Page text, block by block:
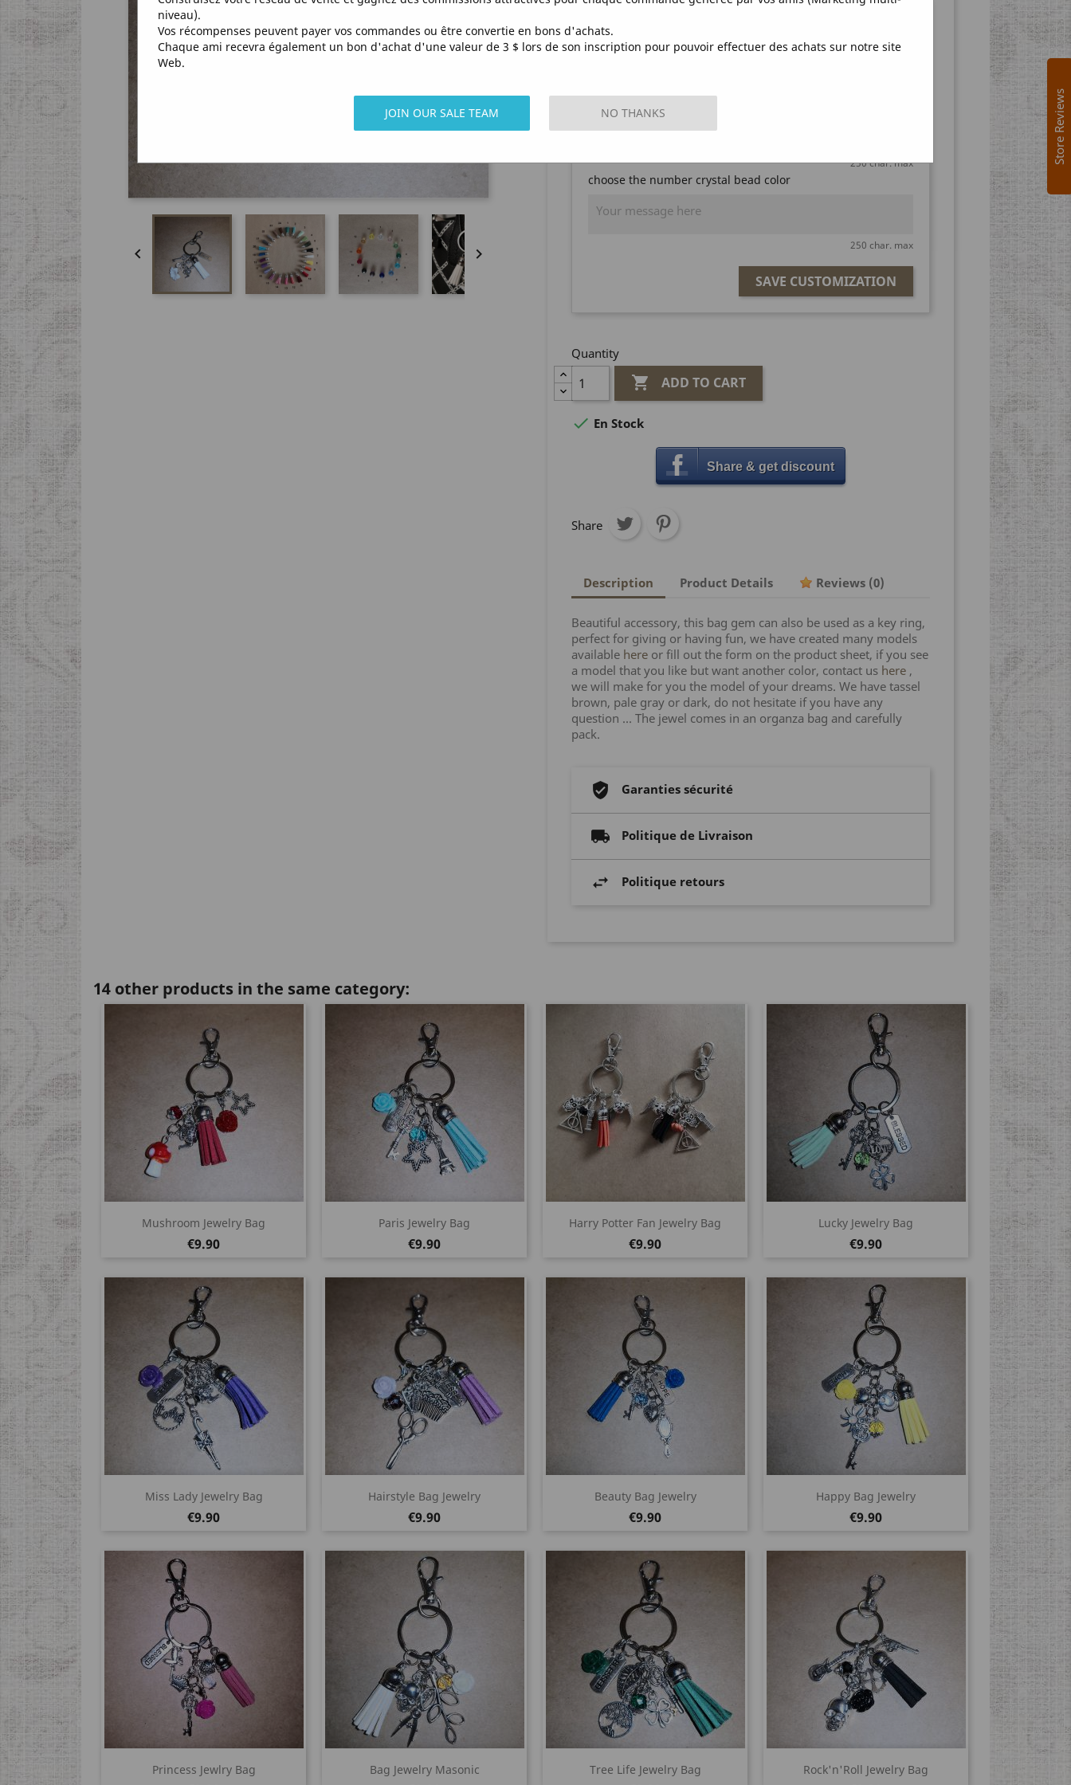
 
Product customization
Don't forget to save your customization to be able to add
choose the number tassel color
250 char. max
choose the number crystal bead color
250 char. max
SAVE CUSTOMIZATION
Quantity
 ADD TO CART
 En Stock
Share & get discount
Share
Description Product Details Reviews (0)
Beautiful accessory, this bag gem can also be used as a key ring,
perfect for giving or having fun, we have created many models
available here or fill out the form on the product sheet, if you see
a model that you like but want another color, contact us here ,
we will make for you the model of your dreams. We have tassel
brown, pale gray or dark, do not hesitate if you have any
question ... The jewel comes in an organza bag and carefully
pack.
Garanties sécurité
Politique de Livraison
Politique retours
14 other products in the same category:
Mushroom Jewelry Bag
Price
€9.90
Quick view Paris Jewelry Bag
Price
€9.90
Quick view Harry Potter Fan Jewelry Bag
Price
€9.90
Quick view Lucky Jewelry Bag
Price
€9.90
Quick view
Miss Lady Jewelry Bag
Price
€9.90
 Quick view Hairstyle Bag Jewelry
Price
€9.90
Quick view Beauty Bag Jewelry
Price
€9.90
Quick view Happy Bag Jewelry
Price
€9.90
Quick view
Princess Jewlry Bag
Quick view Bag Jewelry Masonic
Quick view Tree Life Jewelry Bag
 Quick view Rock'n'Roll Jewelry Bag
Quick view
niveau).
Vos récompenses peuvent payer vos commandes ou être convertie en bons d'achats.
Chaque ami recevra également un bon d'achat d'une valeur de 3 $ lors de son inscription pour pouvoir effectuer des achats sur notre site
Web.
JOIN OUR SALE TEAM NO THANKS Store Reviews